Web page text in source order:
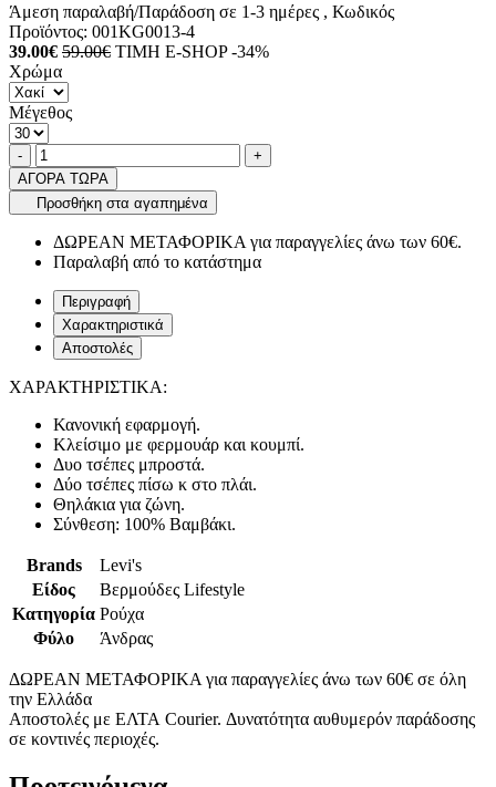
Άμεση παραλαβή/Παράδοση σε 1-3 ημέρες , Κωδικός
Προϊόντος: 001KG0013-4
39.00€ 59.00€ ΤΙΜΗ E-SHOP -34%
Χρώμα
Μέγεθος
Ποσότητα
-product.increase.quantity +
ΑΓΟΡΑ ΤΩΡΑ
Προσθήκη στα αγαπημένα
ΔΩΡΕΑΝ ΜΕΤΑΦΟΡΙΚΑ για παραγγελίες άνω των 60€.
Παραλαβή από το κατάστημα
Περιγραφή
Χαρακτηριστικά
Αποστολές
ΧΑΡΑΚΤΗΡΙΣΤΙΚΑ:
Κανονική εφαρμογή.
Κλείσιμο με φερμουάρ και κουμπί.
Δυο τσέπες μπροστά.
Δύο τσέπες πίσω κ στο πλάι.
Θηλάκια για ζώνη.
Σύνθεση: 100% Βαμβάκι.
Brands
Levi's
Είδος
Βερμούδες Lifestyle
Κατηγορία Ρούχα
Φύλο
Άνδρας
ΔΩΡΕΑΝ ΜΕΤΑΦΟΡΙΚΑ για παραγγελίες άνω των 60€ σε όλη
την Ελλάδα
Αποστολές με ΕΛΤΑ Courier. Δυνατότητα αυθυμερόν παράδοσης
σε κοντινές περιοχές.